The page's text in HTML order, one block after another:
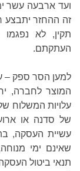
ועד ארבעה עשר
זה ההחזר
תקין, לא
העתקתם.
למען הסר ספק –
המוצר לחברה,
עלויות המשלוח
של סדנה או
עשיית העסקה,
שאינם ימי
תנאי ביטול